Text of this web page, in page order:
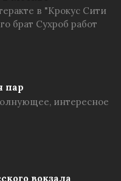
в "Крокус Сити
брат Сухроб работ
пар
интересное
вокзала